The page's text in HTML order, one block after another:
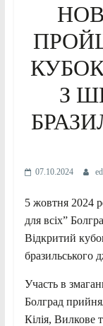
З
07.10.2024
5 жовтня 2024
для всіх”
Відкритий
бразильського
Участь в
Болград
Кілія, Вилкове